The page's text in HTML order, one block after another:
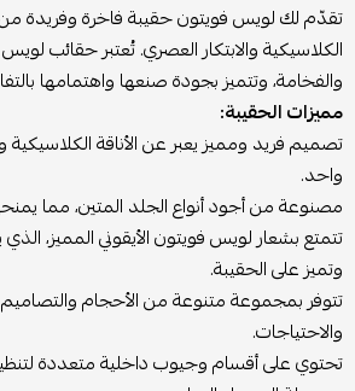
تقدّم لك لويس فويتون حقيبة فاخرة وفريدة من
الكلاسيكية والابتكار العصري. تُعتبر حقائب لويس
والفخامة، وتتميز بجودة صنعها واهتمامها
مميزات الحقيبة:
تصميم فريد ومميز يعبر عن الأناقة الكلاسيكية
واحد.
مصنوعة من أجود أنواع الجلد المتين، مما
تتمتع بشعار لويس فويتون الأيقوني المميز،
وتميز على الحقيبة.
تتوفر بمجموعة متنوعة من الأحجام
والاحتياجات.
تحتوي على أقسام وجيوب داخلية متعددة